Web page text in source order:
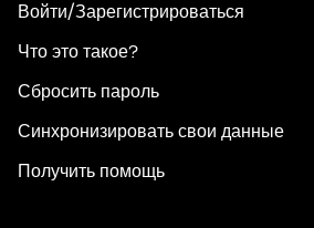
Войти/Зарегистрироваться
Что это такое?
Сбросить пароль
Синхронизировать свои данные
Получить помощь